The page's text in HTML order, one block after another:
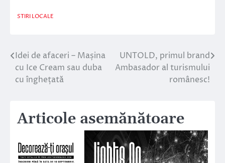
STIRI LOCALE
Navigare
în
Idei de afaceri – Mașina
cu Ice Cream sau duba
cu înghețată
UNTOLD, primul brand
Ambasador al turismului
românesc!
Articole asemănătoare